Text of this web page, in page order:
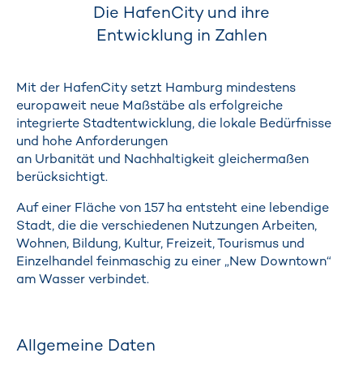
Die HafenCity und ihre
Entwicklung in Zahlen
Mit der HafenCity setzt Hamburg mindestens
europaweit neue Maßstäbe als erfolgreiche
integrierte Stadtentwicklung, die lokale Bedürfnisse
und hohe Anforderungen
an Urbanität und Nachhaltigkeit gleichermaßen
berücksichtigt.
Auf einer Fläche von 157 ha entsteht eine lebendige
Stadt, die die verschiedenen Nutzungen Arbeiten,
Wohnen, Bildung, Kultur, Freizeit, Tourismus und
Einzelhandel feinmaschig zu einer „New Downtown“
am Wasser verbindet.
Allgemeine Daten